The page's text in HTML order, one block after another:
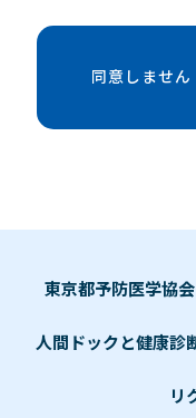
同意しません
東京都予防医学協会
人間ドックと健康診
リ